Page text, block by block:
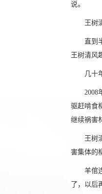
说。
王树
直到
王树清风
几十
2008
驱赶啃食
继续祸害
王树
害集体的
羊倌
了，以后